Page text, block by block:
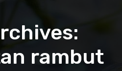
rambut